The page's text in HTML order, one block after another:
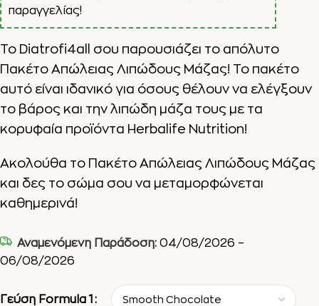
παραγγελίας!
Το Diatrofi4all σου παρουσιάζει το απόλυτο
Πακέτο Απώλειας Λιπώδους Μάζας! Το πακέτο
αυτό είναι ιδανικό για όσους θέλουν να ελέγξουν
το βάρος και την λιπώδη μάζα τους με τα
κορυφαία προϊόντα Herbalife Nutrition!
Ακολούθα το Πακέτο Απώλειας Λιπώδους Μάζας
και δες το σώμα σου να μεταμορφώνεται
καθημερινά!
Αναμενόμενη Παράδοση: 04/08/2026 –
06/08/2026
Γεύση Formula 1